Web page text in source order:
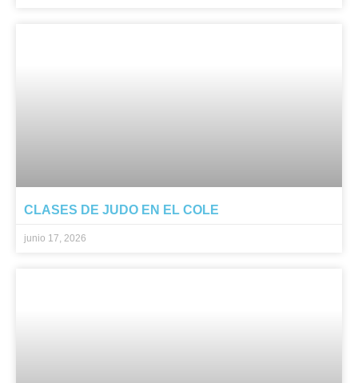
CLASES DE JUDO EN EL COLE
junio 17, 2026